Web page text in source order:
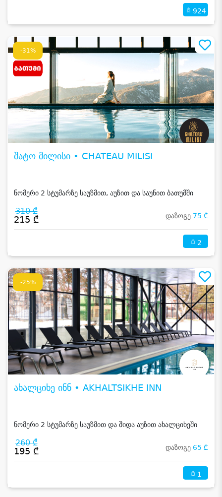
924
-31%
შატო მილისი • CHATEAU MILISI
ნომერი 2 სტუმარზე საუზმით, აუზით და საუნით ბათუმში
310 ₾
215 ₾ დაზოგე 75 ₾
2
-25%
ახალციხე ინნ • AKHALTSIKHE INN
ნომერი 2 სტუმარზე საუზმით და შიდა აუზით ახალციხეში
260 ₾
195 ₾ დაზოგე 65 ₾
1